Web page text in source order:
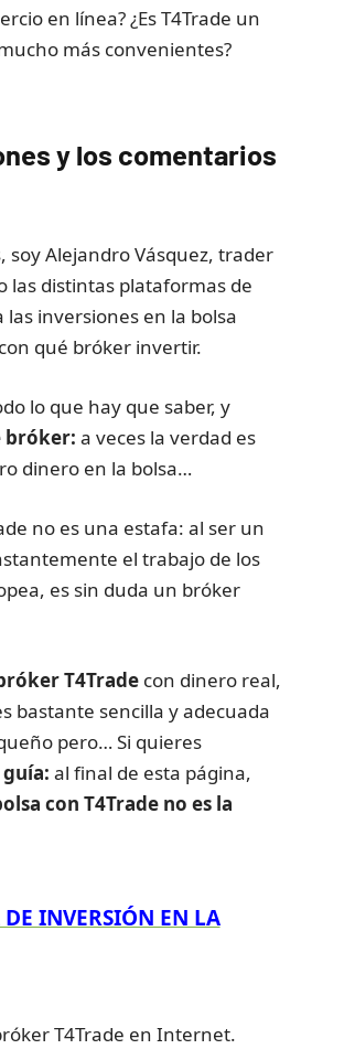
en línea? ¿Es T4Trade un
más convenientes?
y los comentarios
soy Alejandro Vásquez, trader
las distintas plataformas de
inversiones en la bolsa
qué bróker invertir.
lo que hay que saber, y
bróker: a veces la verdad es
dinero en la bolsa…
no es una estafa: al ser un
el trabajo de los
es sin duda un bróker
T4Trade con dinero real,
bastante sencilla y adecuada
pero… Si quieres
al final de esta página,
con T4Trade no es la
INVERSIÓN EN LA
T4Trade en Internet.